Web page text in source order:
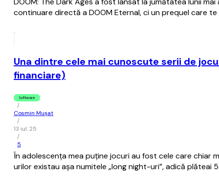
continuare directă a DOOM Eternal, ci un prequel care
Una dintre cele mai cunoscute serii de
financiare)
Software
/
Cosmin Mușat
/
13 iul. 25
/
5
În adolescenţa mea puţine jocuri au fost cele care
urilor existau aşa numitele „long night-uri”, adică plăteai